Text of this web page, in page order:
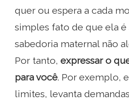
quer ou espera a cada
simples fato de que ela é
sabedoria maternal não
Por tanto, expressar o
para você. Por exemplo,
limites, levanta